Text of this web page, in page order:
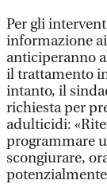
Per gli
informazione
anticiperanno
il trattamento
intanto, il
richiesta per
adulticidi:
programmare
scongiurare,